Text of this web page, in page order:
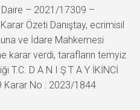
Daire – 2021/17309 –
Karar Özeti Danıştay, ecrimisil
ve İdare Mahkemesi
karar verdi, tarafların temyiz
T.C. D A N I Ş T A Y İKİNCİ
Karar No : 2023/1844